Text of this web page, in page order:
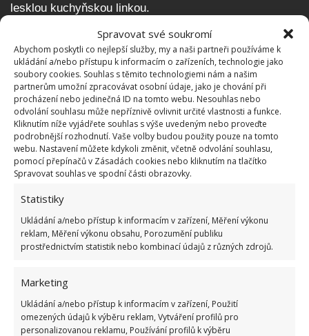
Spravovat své soukromí
Abychom poskytli co nejlepší služby, my a naši partneři používáme k
ukládání a/nebo přístupu k informacím o zařízeních, technologie jako
soubory cookies. Souhlas s těmito technologiemi nám a našim
partnerům umožní zpracovávat osobní údaje, jako je chování při
procházení nebo jedinečná ID na tomto webu. Nesouhlas nebo
odvolání souhlasu může nepříznivě ovlivnit určité vlastnosti a funkce.
Kliknutím níže vyjádřete souhlas s výše uvedeným nebo proveďte
podrobnější rozhodnutí. Vaše volby budou použity pouze na tomto
webu. Nastavení můžete kdykoli změnit, včetně odvolání souhlasu,
pomocí přepínačů v Zásadách cookies nebo kliknutím na tlačítko
Spravovat souhlas ve spodní části obrazovky.
Statistiky
Ukládání a/nebo přístup k informacím v zařízení, Měření výkonu
reklam, Měření výkonu obsahu, Porozumění publiku
prostřednictvím statistik nebo kombinací údajů z různých zdrojů.
Marketing
Ukládání a/nebo přístup k informacím v zařízení, Použití
omezených údajů k výběru reklam, Vytváření profilů pro
personalizovanou reklamu, Používání profilů k výběru
lesklou kuchyňskou linkou.
Použitím cihel můžete vytvořit poutavý design, díky
dekorací. Pokud se jedná o malý projekt, jako je
například oblast kolem krbu, můžete instalovat cihlové
pásky i s velmi malými zkušenostmi. Hodláte-li cihlové